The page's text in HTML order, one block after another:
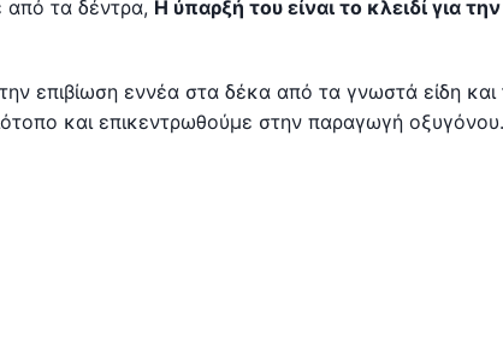
τα δέντρα, Η ύπαρξή του είναι το κλειδί για
επιβίωση εννέα στα δέκα από τα γνωστά είδη
και επικεντρωθούμε στην παραγωγή οξυγόνου.